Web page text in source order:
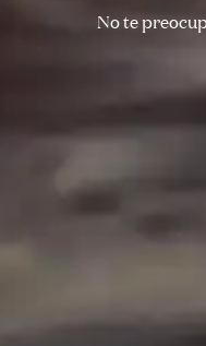
No te